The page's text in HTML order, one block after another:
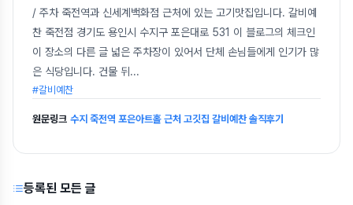
/ 주차 죽전역과 신세계백화점 근처에 있는 고기맛집입니다. 갈비예
찬 죽전점 경기도 용인시 수지구 포은대로 531 이 블로그의 체크인
이 장소의 다른 글 넓은 주차장이 있어서 단체 손님들에게 인기가 많
은 식당입니다. 건물 뒤 ...
#갈비예찬
원문링크 수지 죽전역 포은아트홀 근처 고깃집 갈비예찬 솔직후기
등록된 모든 글